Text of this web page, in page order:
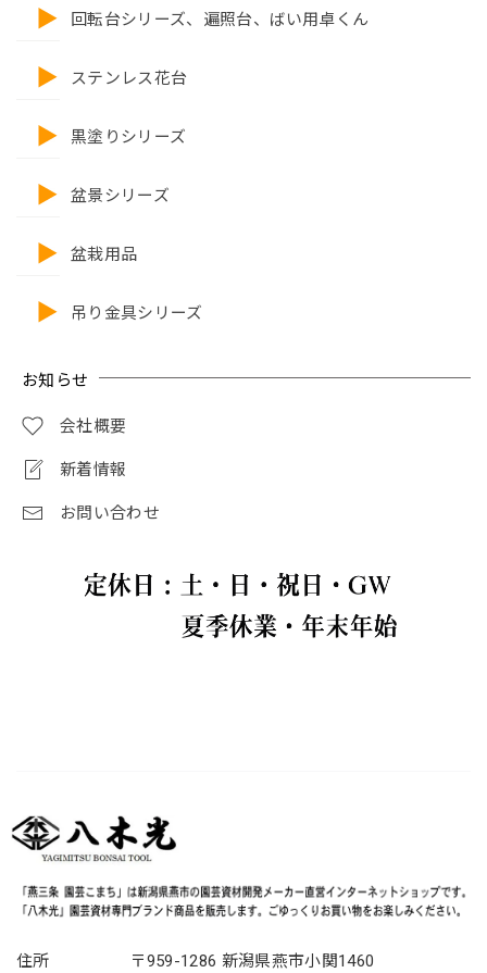
回転台シリーズ、遍照台、ばい用卓くん
ステンレス花台
黒塗りシリーズ
盆景シリーズ
盆栽用品
吊り金具シリーズ
お知らせ
会社概要
新着情報
お問い合わせ
住所
〒959-1286 新潟県燕市小関1460